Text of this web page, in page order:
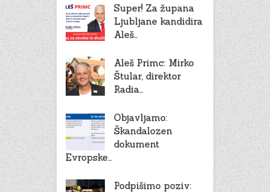
Super! Za župana
Ljubljane kandidira
Aleš…
Aleš Primc: Mirko
Štular, direktor
Radia…
Objavljamo:
Škandalozen
dokument
Evropske…
Podpišimo poziv: